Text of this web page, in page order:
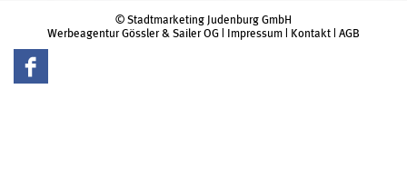
© Stadtmarketing Judenburg GmbH
Werbeagentur Gössler & Sailer OG
Impressum Kontakt AGB